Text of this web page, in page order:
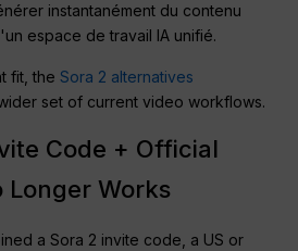
instantanément du contenu
espace de travail IA unifié.
fit, theSora 2 alternatives
set of current video workflows.
Code + Official
Longer Works
a Sora 2 invite code, a US or